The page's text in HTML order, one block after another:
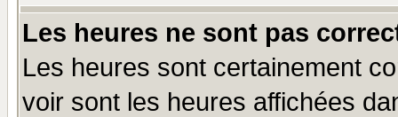
Les heures ne sont pas
Les heures sont certainement
voir sont les heures affichées